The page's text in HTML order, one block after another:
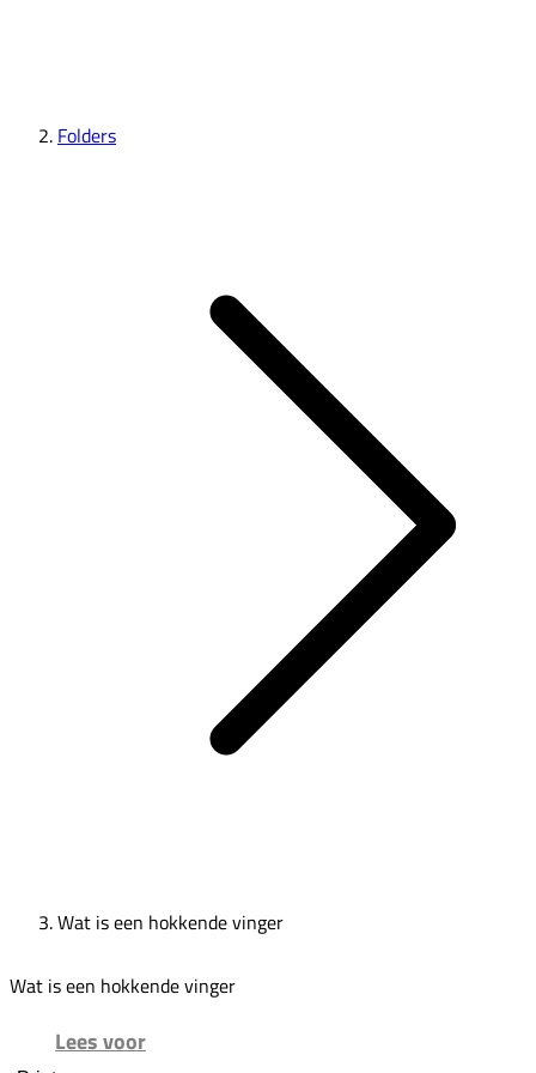
Folders
Wat is een hokkende vinger
Wat is een hokkende vinger
Lees voor